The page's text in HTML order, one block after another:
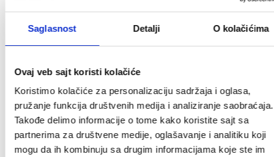
Saglasnost Detalji O kolačićima
Ovaj veb sajt koristi kolačiće
Koristimo kolačiće za personalizaciju sadržaja i oglasa,
pružanje funkcija društvenih medija i analiziranje saobraćaja.
Takođe delimo informacije o tome kako koristite sajt sa
partnerima za društvene medije, oglašavanje i analitiku koji
mogu da ih kombinuju sa drugim informacijama koje ste im
RASPRODATO RASPRODATO